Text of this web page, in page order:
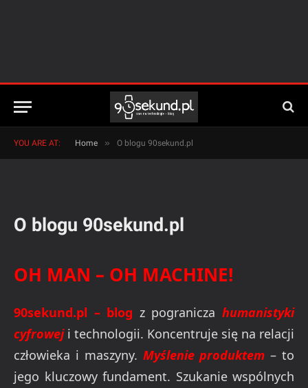
YOU ARE AT: Home » O blogu 90sekund.pl
O blogu 90sekund.pl
OH MAN – OH MACHINE!
90sekund.pl – blog z pograniczahumanistyki
cyfroweji technologii. Koncentruje się na relacji
człowieka i maszyny. Myślenie produktem – to
jego kluczowy fundament. Szukanie wspólnych